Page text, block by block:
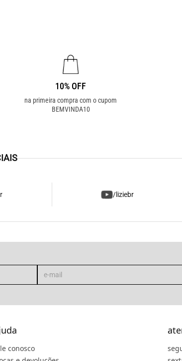
10% OFF
na primeira compra com o cupom
BEMVINDA10
/liziebr
conosco